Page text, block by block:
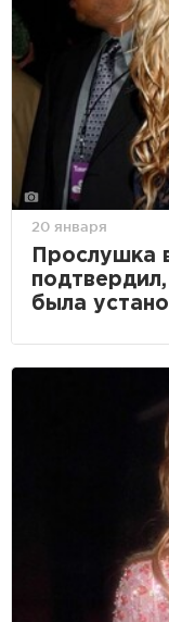
20 января
Прослушка
была